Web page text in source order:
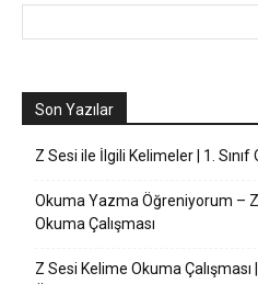
Son Yazılar
Z Sesi ile İlgili Kelimeler | 1.
Okuma Yazma Öğreniyorum –
Okuma Çalışması
Z Sesi Kelime Okuma Çalışması